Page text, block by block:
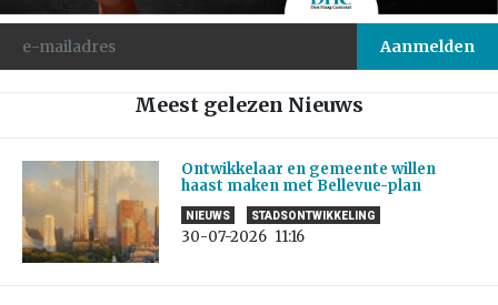
Meest gelezen Nieuws
Ontwikkelaar en gemeente willen
haast maken met Bellevue-plan
NIEUWS STADSONTWIKKELING
30-07-2026 11:16